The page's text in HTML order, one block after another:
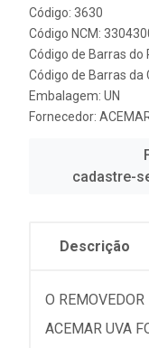
Código: 3630
Código NCM:
Código de Barras do
Código de Barras da
Embalagem: UN
Fornecedor:
cadastre-
Descrição
O
ACEMAR UVA